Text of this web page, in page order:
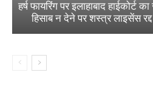
हर्ष फायरिंग पर इलाहाबाद
हिसाब न देने पर शस्त्र लाइसेंस